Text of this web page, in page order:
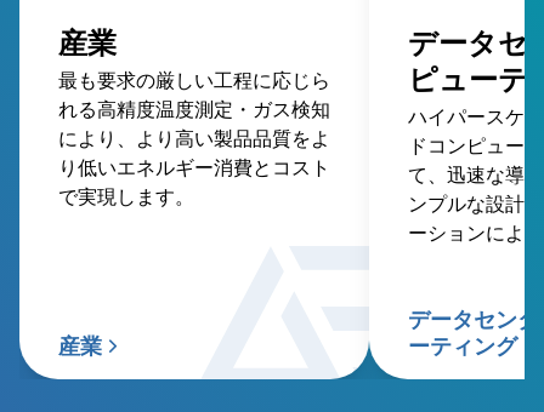
産業
最も要求の厳しい工程に応じら
れる高精度温度測定・ガス検知
により、より高い製品品質をよ
り低いエネルギー消費とコスト
で実現します。
産業
データセ
ピューテ
ハイパースケ
ドコンピュー
て、迅速な導
ンプルな設計
ーションによ
データセン
ーティング